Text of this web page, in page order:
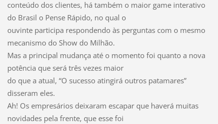
conteúdo dos clientes, há também o maior game interativo
do Brasil o Pense Rápido, no qual o
ouvinte participa respondendo às perguntas com o mesmo
mecanismo do Show do Milhão.
Mas a principal mudança até o momento foi quanto a nova
potência que será três vezes maior
do que a atual, “O sucesso atingirá outros patamares”
disseram eles.
Ah! Os empresários deixaram escapar que haverá muitas
novidades pela frente, que esse foi